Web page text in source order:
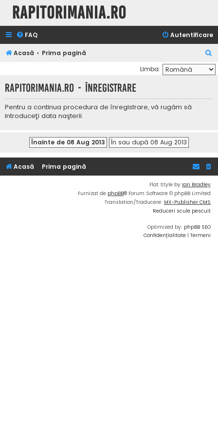
Rapitorimania.ro
FAQ Autentificare
Acasă Prima pagină
ă
u
Limba:
Rapitorimania.ro - Înregistrare
Pentru a continua procedura de înregistrare, vă rugăm să
introduceţi data naşterii.
Acasă Prima pagină
Flat Style by Ian Bradley
Furnizat de phpBB® Forum Software © phpBB Limited
Translation/Traducere: MX-Publisher CMS
Reduceri scule pescuit
Optimized by: phpBB SEO
Confidențialitate | Termeni